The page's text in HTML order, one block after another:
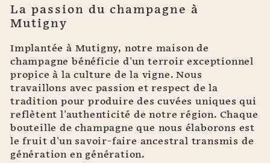
La passion du champagne à
Mutigny
Implantée à Mutigny, notre maison de
champagne bénéficie d'un terroir exceptionnel
propice à la culture de la vigne. Nous
travaillons avec passion et respect de la
tradition pour produire des cuvées uniques qui
reflètent l'authenticité de notre région. Chaque
bouteille de champagne que nous élaborons est
le fruit d'un savoir-faire ancestral transmis de
génération en génération.